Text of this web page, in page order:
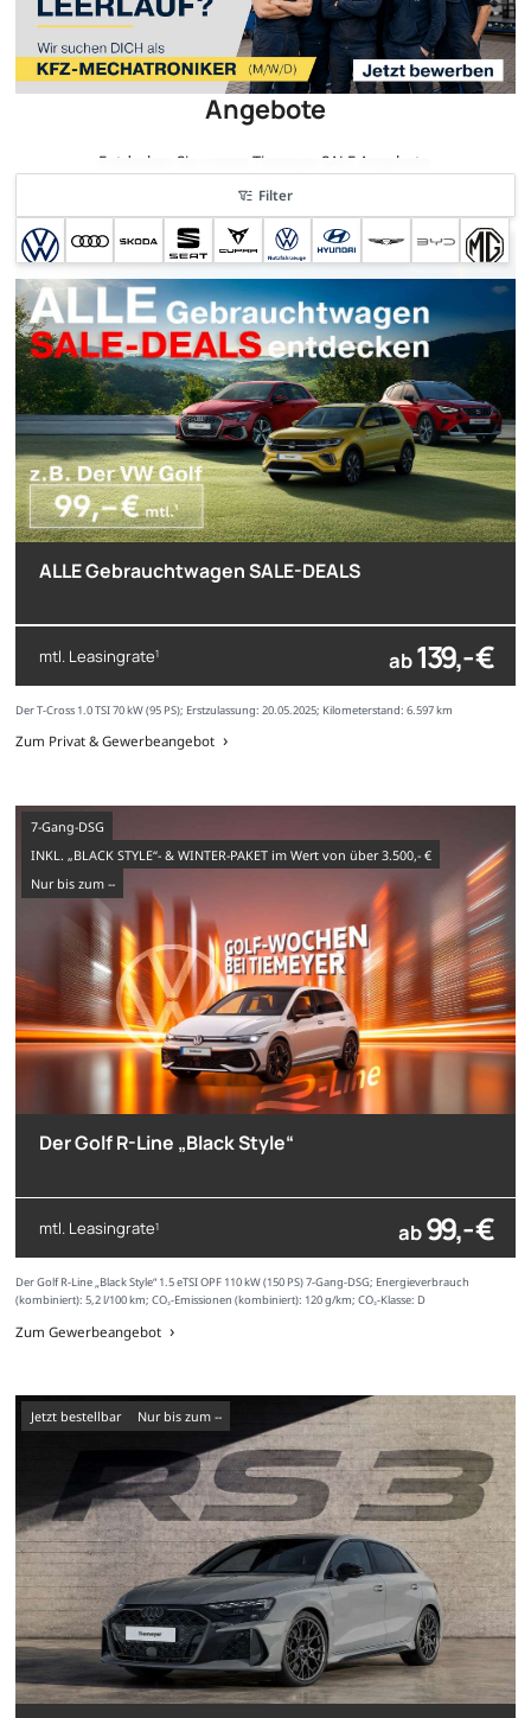
Angebote
Entdecken Sie unsere Tiemeyer SALE Angebote.
Filter
sofort verfügbar nur bis zum --
ALLE Gebrauchtwagen SALE-DEALS
mtl. Leasingrate1 ab139,- €
Der T-Cross 1.0 TSI 70 kW (95 PS); Erstzulassung: 20.05.2025; Kilometerstand: 6.597 km
Zum Privat & Gewerbeangebot
7-Gang-DSG
INKL. „BLACK STYLE“- & WINTER-PAKET im Wert von über 3.500,- €
nur bis zum --
Der Golf R-Line „Black Style“
mtl. Leasingrate1 ab99,- €
Der Golf R-Line „Black Style“ 1.5 eTSI OPF 110 kW (150 PS) 7-Gang-DSG; Energieverbrauch
(kombiniert): 5,2 l/100 km; CO₂-Emissionen (kombiniert): 120 g/km; CO₂-Klasse: D
Zum Gewerbeangebot
Jetzt bestellbar nur bis zum --